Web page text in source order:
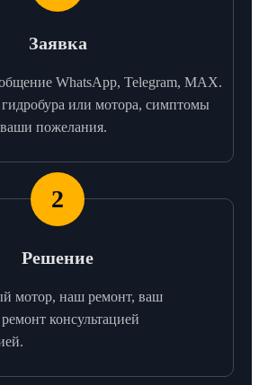
Заявка
WhatsApp, Telegram, MAX.
или мотора, симптомы
пожелания.
2
Решение
мотор, наш ремонт, ваш
консультацией